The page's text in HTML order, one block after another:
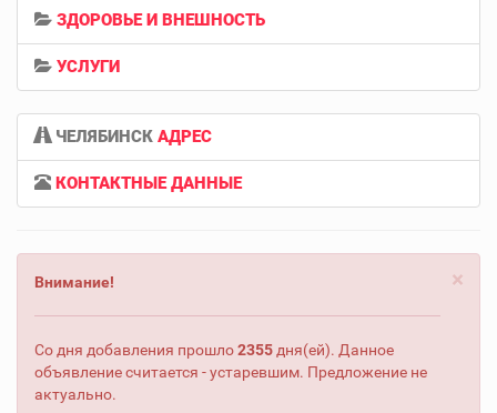
ЗДОРОВЬЕ И ВНЕШНОСТЬ
УСЛУГИ
ЧЕЛЯБИНСК АДРЕС
КОНТАКТНЫЕ ДАННЫЕ
×
Внимание!
Со дня добавления прошло2355 дня(ей). Данное
объявление считается - устаревшим. Предложение не
актуально.